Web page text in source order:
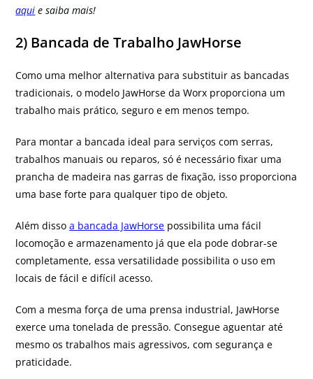
aqui e saiba mais!
2) Bancada de Trabalho JawHorse
Como uma melhor alternativa para substituir as bancadas
tradicionais, o modelo JawHorse da Worx proporciona um
trabalho mais prático, seguro e em menos tempo.
Para montar a bancada ideal para serviços com serras,
trabalhos manuais ou reparos, só é necessário fixar uma
prancha de madeira nas garras de fixação, isso proporciona
uma base forte para qualquer tipo de objeto.
Além dissoa bancada JawHorse possibilita uma fácil
locomoção e armazenamento já que ela pode dobrar-se
completamente, essa versatilidade possibilita o uso em
locais de fácil e difícil acesso.
Com a mesma força de uma prensa industrial, JawHorse
exerce uma tonelada de pressão. Consegue aguentar até
mesmo os trabalhos mais agressivos, com segurança e
praticidade.